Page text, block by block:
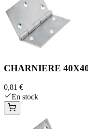
CHARNIERE
0,81 €
En stock